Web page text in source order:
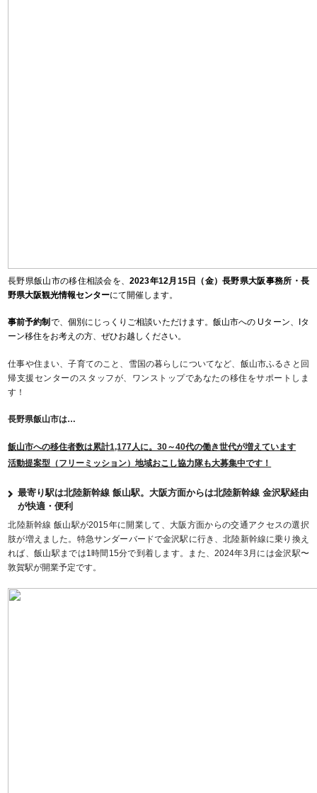
長野県飯山市の移住相談会を、2023年12月15日（金）長野県大阪事務所・長
野県大阪観光情報センターにて開催します。
事前予約制 で、個別にじっくりご相談いただけます。飯山市への Uターン、Iタ
ーン移住をお考えの方、ぜひお越しください。
仕事や住まい、子育てのこと、雪国の暮らしについてなど、飯山市ふるさと回
帰支援センターのスタッフが、ワンストップであなたの移住をサポートしま
す！
長野県飯山市は…
飯山市への移住者数は累計1,177人に。30～40代の働き世代が増えています
活動提案型（フリーミッション）地域おこし協力隊も大募集中です！
最寄り駅は北陸新幹線 飯山駅。大阪方面からは北陸新幹線 金沢駅経由
が快適・便利
北陸新幹線 飯山駅が2015年に開業して、大阪方面からの交通アクセスの選択
肢が増えました。特急サンダーバードで金沢駅に行き、北陸新幹線に乗り換え
れば、飯山駅までは1時間15分で到着します。また、2024年3月には金沢駅〜
敦賀駅が開業予定です。